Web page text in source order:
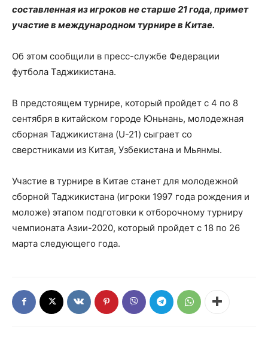
составленная из игроков не старше 21 года, примет
участие в международном турнире в Китае.
Об этом сообщили в пресс-службе Федерации
футбола Таджикистана.
В предстоящем турнире, который пройдет с 4 по 8
сентября в китайском городе Юньнань, молодежная
сборная Таджикистана (U-21) сыграет со
сверстниками из Китая, Узбекистана и Мьянмы.
Участие в турнире в Китае станет для молодежной
сборной Таджикистана (игроки 1997 года рождения и
моложе) этапом подготовки к отборочному турниру
чемпионата Азии-2020, который пройдет с 18 по 26
марта следующего года.